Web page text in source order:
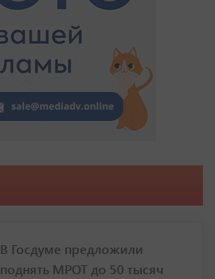
В Госдуме предложили
поднять МРОТ до 50 тысяч